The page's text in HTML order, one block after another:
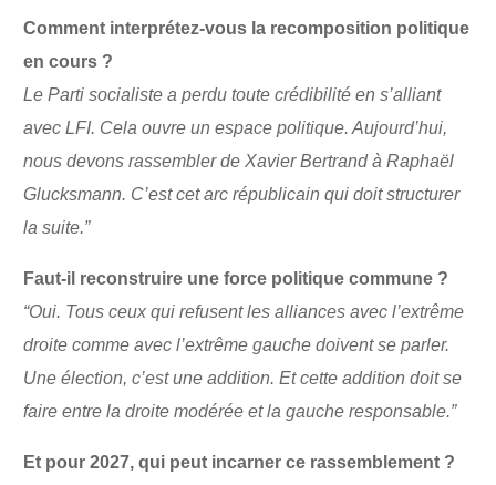
Comment interprétez-vous la recomposition politique
en cours ?
Le Parti socialiste a perdu toute crédibilité en s’alliant
avec LFI. Cela ouvre un espace politique. Aujourd’hui,
nous devons rassembler de Xavier Bertrand à Raphaël
Glucksmann. C’est cet arc républicain qui doit structurer
la suite.”
Faut-il reconstruire une force politique commune ?
“Oui. Tous ceux qui refusent les alliances avec l’extrême
droite comme avec l’extrême gauche doivent se parler.
Une élection, c’est une addition. Et cette addition doit se
faire entre la droite modérée et la gauche responsable.”
Et pour 2027, qui peut incarner ce rassemblement ?